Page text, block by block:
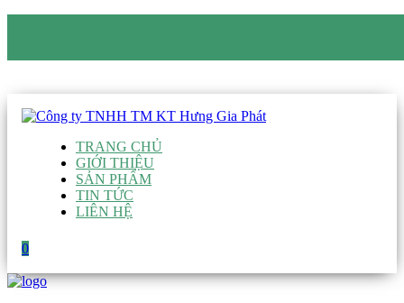
TRANG CHỦ
GIỚI THIỆU
SẢN PHẨM
TIN TỨC
LIÊN HỆ
0